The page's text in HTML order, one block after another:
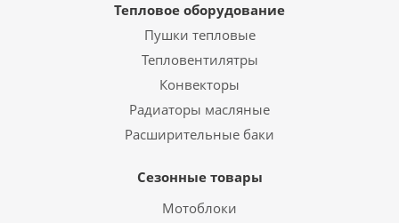
Тепловое оборудование
Пушки тепловые
Тепловентилятры
Конвекторы
Радиаторы масляные
Расширительные баки
Сезонные товары
Мотоблоки